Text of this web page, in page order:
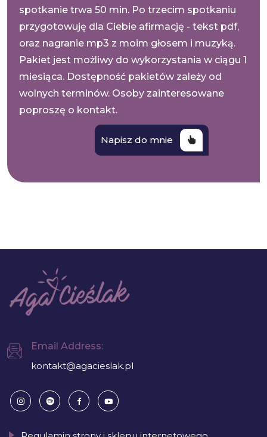
spotkanie trwa 50 min. Po trzecim spotkaniu
przygotowuję dla Ciebie afirmację - tekst pdf,
oraz nagranie mp3 z moim głosem i muzyką.
Pakiet jest możliwy do wykorzystania w ciągu 1
miesiąca. Dostępność pakietów zależy od
wolnych terminów. Osoby zainteresowane
poproszę o kontakt.
Napisz do mnie
Email Address:
kontakt@agacieslak.pl